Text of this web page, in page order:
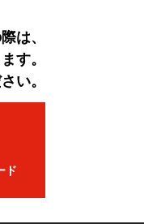
は、
す。
い。
ド